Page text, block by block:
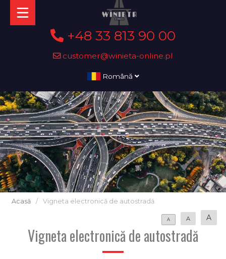
+48 33 813 90 00
customer@winieta-online.pl
Română
Acasă / Vigneta electronică de autostradă
A A A
Vigneta electronică de autostradă